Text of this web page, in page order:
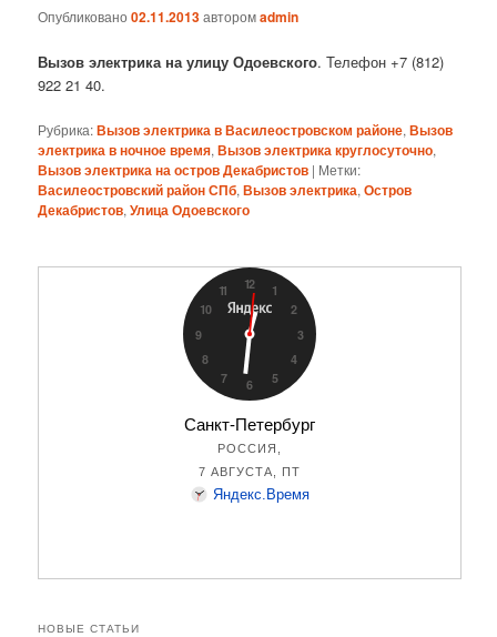
Опубликовано02.11.2013авторомadmin
Вызов электрика на улицу Одоевского. Телефон +7 (812)
922 21 40.
Рубрика:Вызов электрика в Василеостровском районе,Вызов
электрика в ночное время,Вызов электрика круглосуточно,
Вызов электрика на остров Декабристов | Метки:
Василеостровский район СПб,Вызов электрика,Остров
Декабристов,Улица Одоевского
НОВЫЕ СТАТЬИ